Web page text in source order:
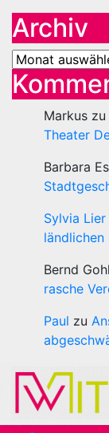
Archiv
Archiv
Markus zu
Theater
Barbara
Sylvia Lier
ländlichen
Bernd
rasche
Paul zu